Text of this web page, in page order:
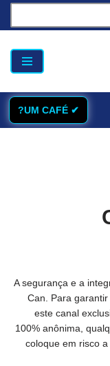
✔ UM CAFÉ?
A segurança e a
Can. Para
este canal
100% anônima,
coloque em risco